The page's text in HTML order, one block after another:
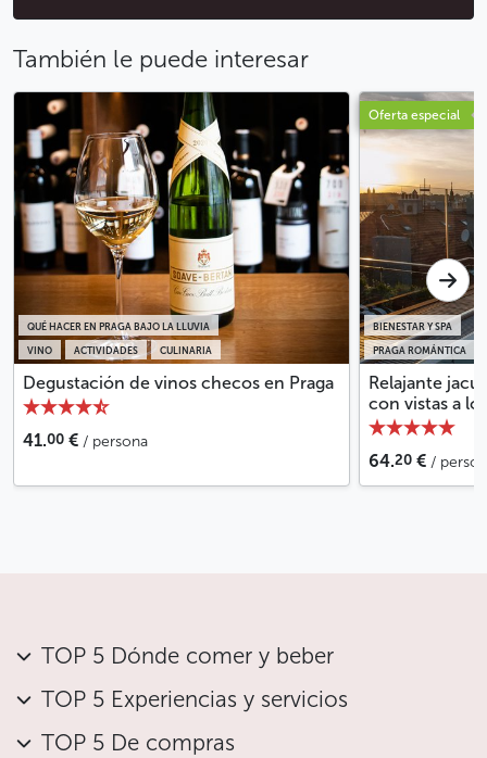
También le puede interesar
VINO ACTIVIDADES CULINARIA
QUÉ HACER EN PRAGA BAJO LA LLUVIA
Degustación de vinos checos en Praga
41.00 € / persona
Oferta especial
PRAGA ROMÁNTICA
BIENESTAR Y SPA
Relajante
con vistas a
64.20 € /
TOP 5 Dónde comer y beber
TOP 5 Experiencias y servicios
TOP 5 De compras